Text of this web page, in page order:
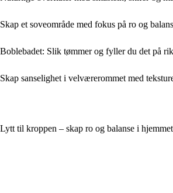
Skap et soveområde med fokus på ro og
Boblebadet: Slik tømmer og fyller du det på
Skap sanselighet i velværerommet med
Lytt til kroppen – skap ro og balanse i hjemmet